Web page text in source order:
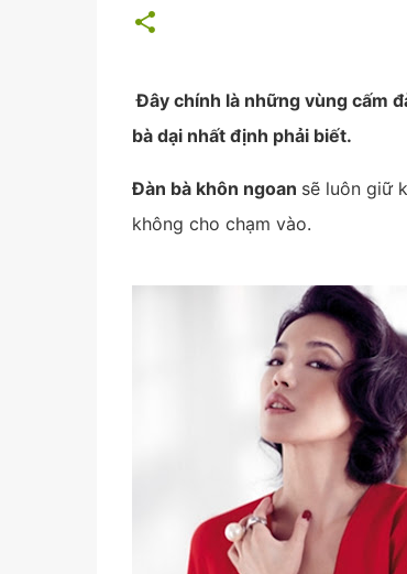
Đây chính là những vùng cấm
bà dại nhất định phải biết.
Đàn bà khôn ngoan sẽ luôn giữ
không cho chạm vào.